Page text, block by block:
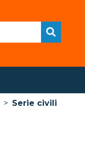
> Serie civili